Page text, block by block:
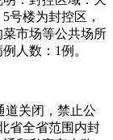
号楼为封控区，
市场等公共场所
人数：1例。
道关闭，禁止公
省全省范围内封